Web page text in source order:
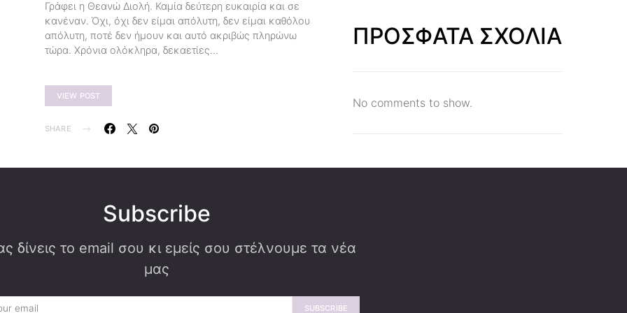
Γράφει η Θεανώ Διολή. Καμία δεύτερη ευκαιρία και σε
κανέναν. Όχι, όχι δεν είμαι απόλυτη, δεν είμαι καθόλου
απόλυτη, ποτέ δεν ήμουν και αυτό ακριβώς πληρώνω
τώρα. Χρόνια ολόκληρα, δεκαετίες…
VIEW POST
SHARE
ΠΡΟΣΦΑΤΑ ΣΧΟΛΙΑ
No comments to show.
Subscribe
δίνεις το email σου κι εμείς σου στέλνουμε τα νέα
μας
SUBSCRIBE